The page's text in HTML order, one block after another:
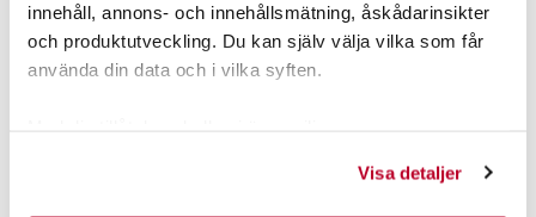
innehåll, annons- och innehållsmätning, åskådarinsikter
och produktutveckling. Du kan själv välja vilka som får
använda din data och i vilka syften.
Visa detaljer
POPULÄRT JUST NU